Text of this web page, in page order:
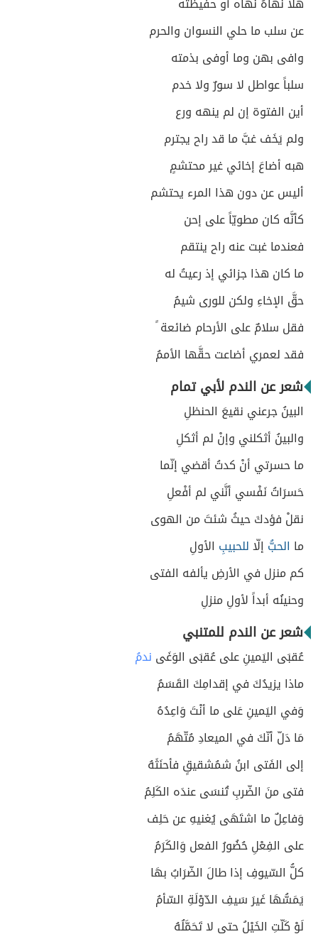
عن سلب ما حلي النسوان والحرم
وافى بهن وما أوفى بذمته
سلباً عواطل لا سورٌ ولا خدم
أين الفتوة إن لم ينهه ورع
ولم يَخَف غبَّ ما قد راح يجترم
هبه أضاعَ إخائي غير محتشمٍ
أليس عن دون هذا المرء يحتشم
كأنَّه كان مطويّاً على إحن
فعندما غبت عنه راح ينتقم
ما كان هذا جزائي إذ رعيتُ له
حقَّ الإخاءِ ولكن للورى شيمُ
فقل سلامٌ على الأرحام ضائعة ً
فقد لعمري أضاعت حقَّها الأممُ
شعر عن الندم لأبي تمام
البينُ جرعني نقيعَ الحنظلِ
والبينُ أثكلني وإنْ لم أثكلِ
ما حسرتي أنْ كدتُ أقضي إنّما
حَسرَاتُ نَفْسي أنَّني لم أفْعلِ
نقلْ فؤدكَ حيثُ شئتَ من الهوى
ما الحبُّ إلّاللحبيبِ الأولِ
كم منزل في الأرضِ يألفه الفتى
وحنينُه أبداً لأولِ منزلِ
شعر عن الندم للمتنبي
عُقبَى اليَمينِ على عُقبَى الوَغَى ندمُ
ماذا يزيدُكَ في إقدامِكَ القَسَمُ
وَفي اليَمينِ عَلى ما أنْتَ وَاعِدُهُ
مَا دَلّ أنّكَ في الميعادِ مُتّهَمُ
إلى الفَتى ابنُ شمُشقيقٍ فأحنَثَهُ
فتى منَ الضّربِ تُنسَى عندَه الكَلِمُ
وَفاعِلٌ ما اشتَهَى يُغنيهِ عن حَلِف
على الفِعْلِ حُضُورُ الفعل وَالكَرَمُ
كلُّ السّيوفِ إذا طالَ الضّرَابُ بهَا
يَمَسُّهَا غَيرَ سَيفِ الدّوْلَةِ السّأمُ
لَوْ كَلّتِ الخَيْلُ حتى لا تَحَمَّلُهُ